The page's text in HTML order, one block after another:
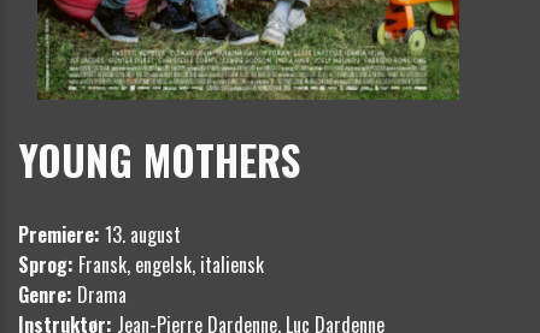
YOUNG MOTHERS
Premiere: 13. august
Sprog: Fransk, engelsk, italiensk
Genre: Drama
Instruktør: Jean-Pierre Dardenne, Luc Dardenne